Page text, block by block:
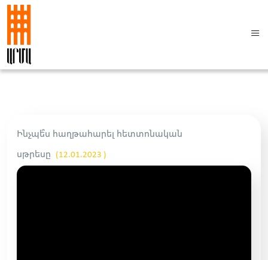
Ինչպե՞ս հաղթահարել հետտոնական
սթրեսը
(12.01.2023 )